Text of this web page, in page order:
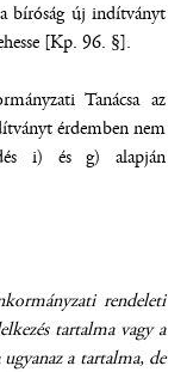
bíróság új indítványt
[Kp. 96. §].
Tanácsa az
érdemben nem
i) és g) alapján
rendeleti
tartalma vagy a
a tartalma, de